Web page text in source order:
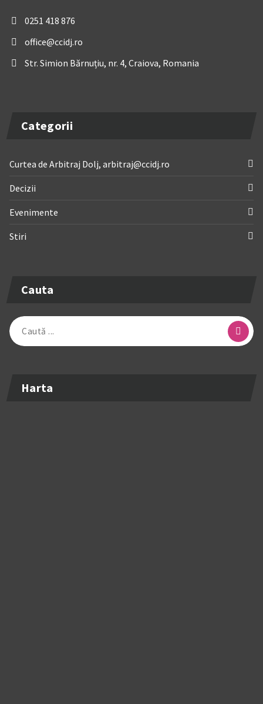
0251 418 876
office@ccidj.ro
Str. Simion Bărnuțiu, nr. 4, Craiova, Romania
Categorii
Curtea de Arbitraj Dolj, arbitraj@ccidj.ro
Decizii
Evenimente
Stiri
Cauta
Caută
după:
Harta